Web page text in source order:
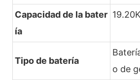
Capacidad de la bater
ía
Tipo de batería
o de